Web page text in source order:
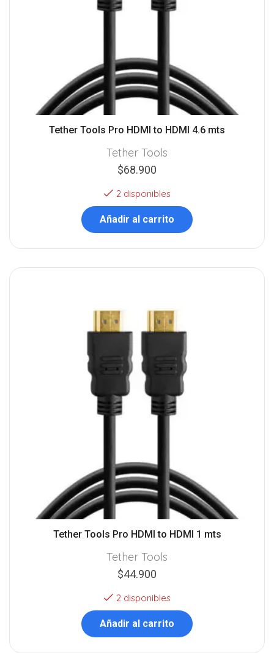
Tether Tools Pro HDMI to HDMI 4.6 mts
Tether Tools
$68.900
2 disponibles
Añadir al carrito
Tether Tools Pro HDMI to HDMI 1 mts
Tether Tools
$44.900
2 disponibles
Añadir al carrito